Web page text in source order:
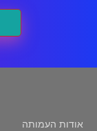
אודות העמותה